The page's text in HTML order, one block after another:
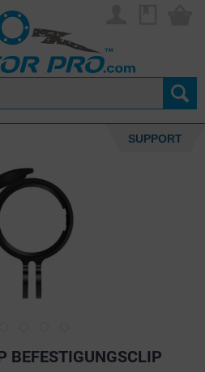
SUPPORT
BEFESTIGUNGSCLIP